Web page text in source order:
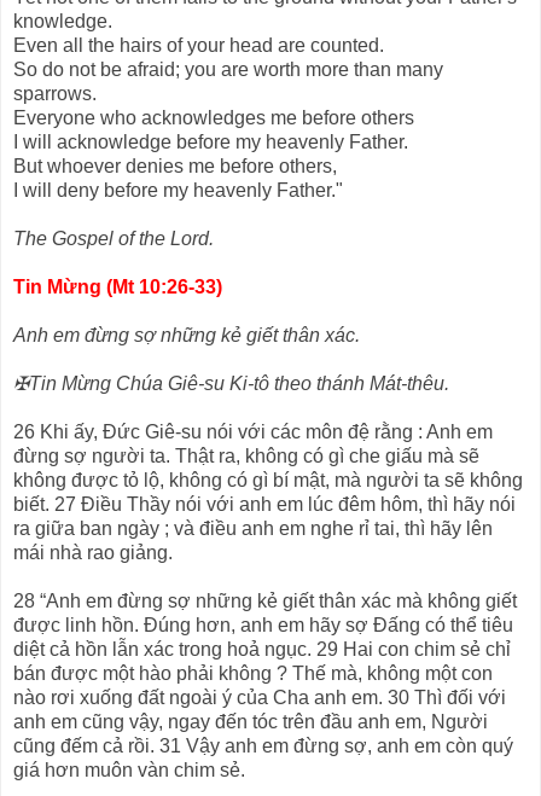
knowledge.
Even all the hairs of your head are counted.
So do not be afraid; you are worth more than many
sparrows.
Everyone who acknowledges me before others
I will acknowledge before my heavenly Father.
But whoever denies me before others,
I will deny before my heavenly Father."
The Gospel of the Lord.
Tin Mừng (Mt 10:26-33)
Anh em đừng sợ những kẻ giết thân xác.
✠Tin Mừng Chúa Giê-su Ki-tô theo thánh Mát-thêu.
26 Khi ấy, Đức Giê-su nói với các môn đệ rằng : Anh em
đừng sợ người ta. Thật ra, không có gì che giấu mà sẽ
không được tỏ lộ, không có gì bí mật, mà người ta sẽ không
biết. 27 Điều Thầy nói với anh em lúc đêm hôm, thì hãy nói
ra giữa ban ngày ; và điều anh em nghe rỉ tai, thì hãy lên
mái nhà rao giảng.
28 “Anh em đừng sợ những kẻ giết thân xác mà không giết
được linh hồn. Đúng hơn, anh em hãy sợ Đấng có thể tiêu
diệt cả hồn lẫn xác trong hoả ngục. 29 Hai con chim sẻ chỉ
bán được một hào phải không ? Thế mà, không một con
nào rơi xuống đất ngoài ý của Cha anh em. 30 Thì đối với
anh em cũng vậy, ngay đến tóc trên đầu anh em, Người
cũng đếm cả rồi. 31 Vậy anh em đừng sợ, anh em còn quý
giá hơn muôn vàn chim sẻ.